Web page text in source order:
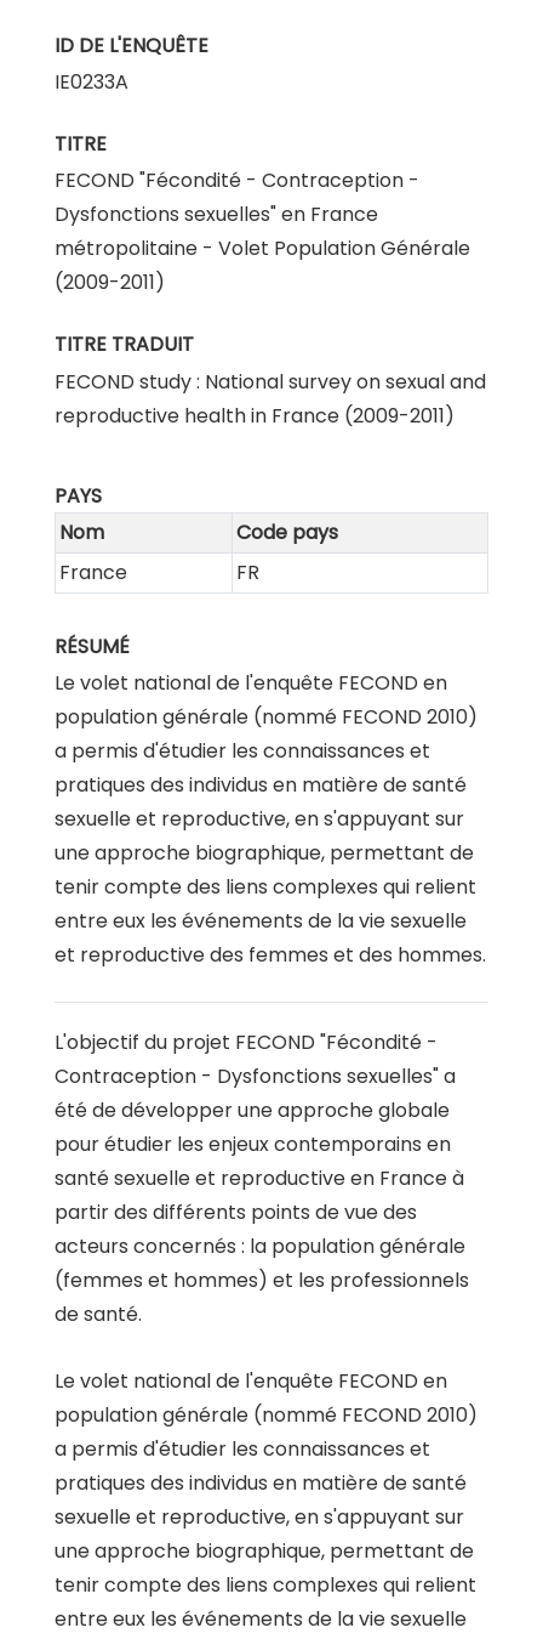
ID DE L'ENQUÊTE
IE0233A
TITRE
FECOND "Fécondité - Contraception -
Dysfonctions sexuelles" en France
métropolitaine - Volet Population Générale
(2009-2011)
TITRE TRADUIT
FECOND study : National survey on sexual and
reproductive health in France (2009-2011)
PAYS
Nom
Code pays
France
FR
RÉSUMÉ
Le volet national de l'enquête FECOND en
population générale (nommé FECOND 2010)
a permis d'étudier les connaissances et
pratiques des individus en matière de santé
sexuelle et reproductive, en s'appuyant sur
une approche biographique, permettant de
tenir compte des liens complexes qui relient
entre eux les événements de la vie sexuelle
et reproductive des femmes et des hommes.
L'objectif du projet FECOND "Fécondité -
Contraception - Dysfonctions sexuelles" a
été de développer une approche globale
pour étudier les enjeux contemporains en
santé sexuelle et reproductive en France à
partir des différents points de vue des
acteurs concernés : la population générale
(femmes et hommes) et les professionnels
de santé.
Le volet national de l'enquête FECOND en
population générale (nommé FECOND 2010)
a permis d'étudier les connaissances et
pratiques des individus en matière de santé
sexuelle et reproductive, en s'appuyant sur
une approche biographique, permettant de
tenir compte des liens complexes qui relient
entre eux les événements de la vie sexuelle